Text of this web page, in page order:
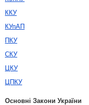
ККУ
КУпАП
ПКУ
СКУ
ЦКУ
ЦПКУ
Основні Закони України